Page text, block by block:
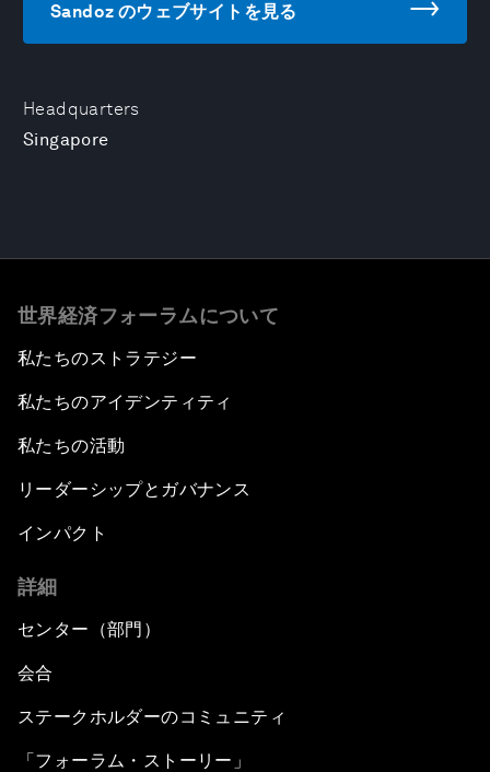
Headquarters
Singapore
Sandoz のウェブサイトを見る
世界経済フォーラムについて
私たちのストラテジー
私たちのアイデンティティ
私たちの活動
リーダーシップとガバナンス
インパクト
詳細
センター（部門）
会合
ステークホルダーのコミュニティ
「フォーラム・ストーリー」